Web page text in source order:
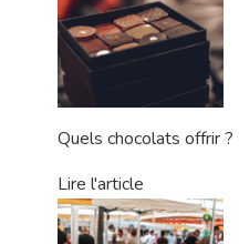
Quels chocolats offrir ?
Lire l'article